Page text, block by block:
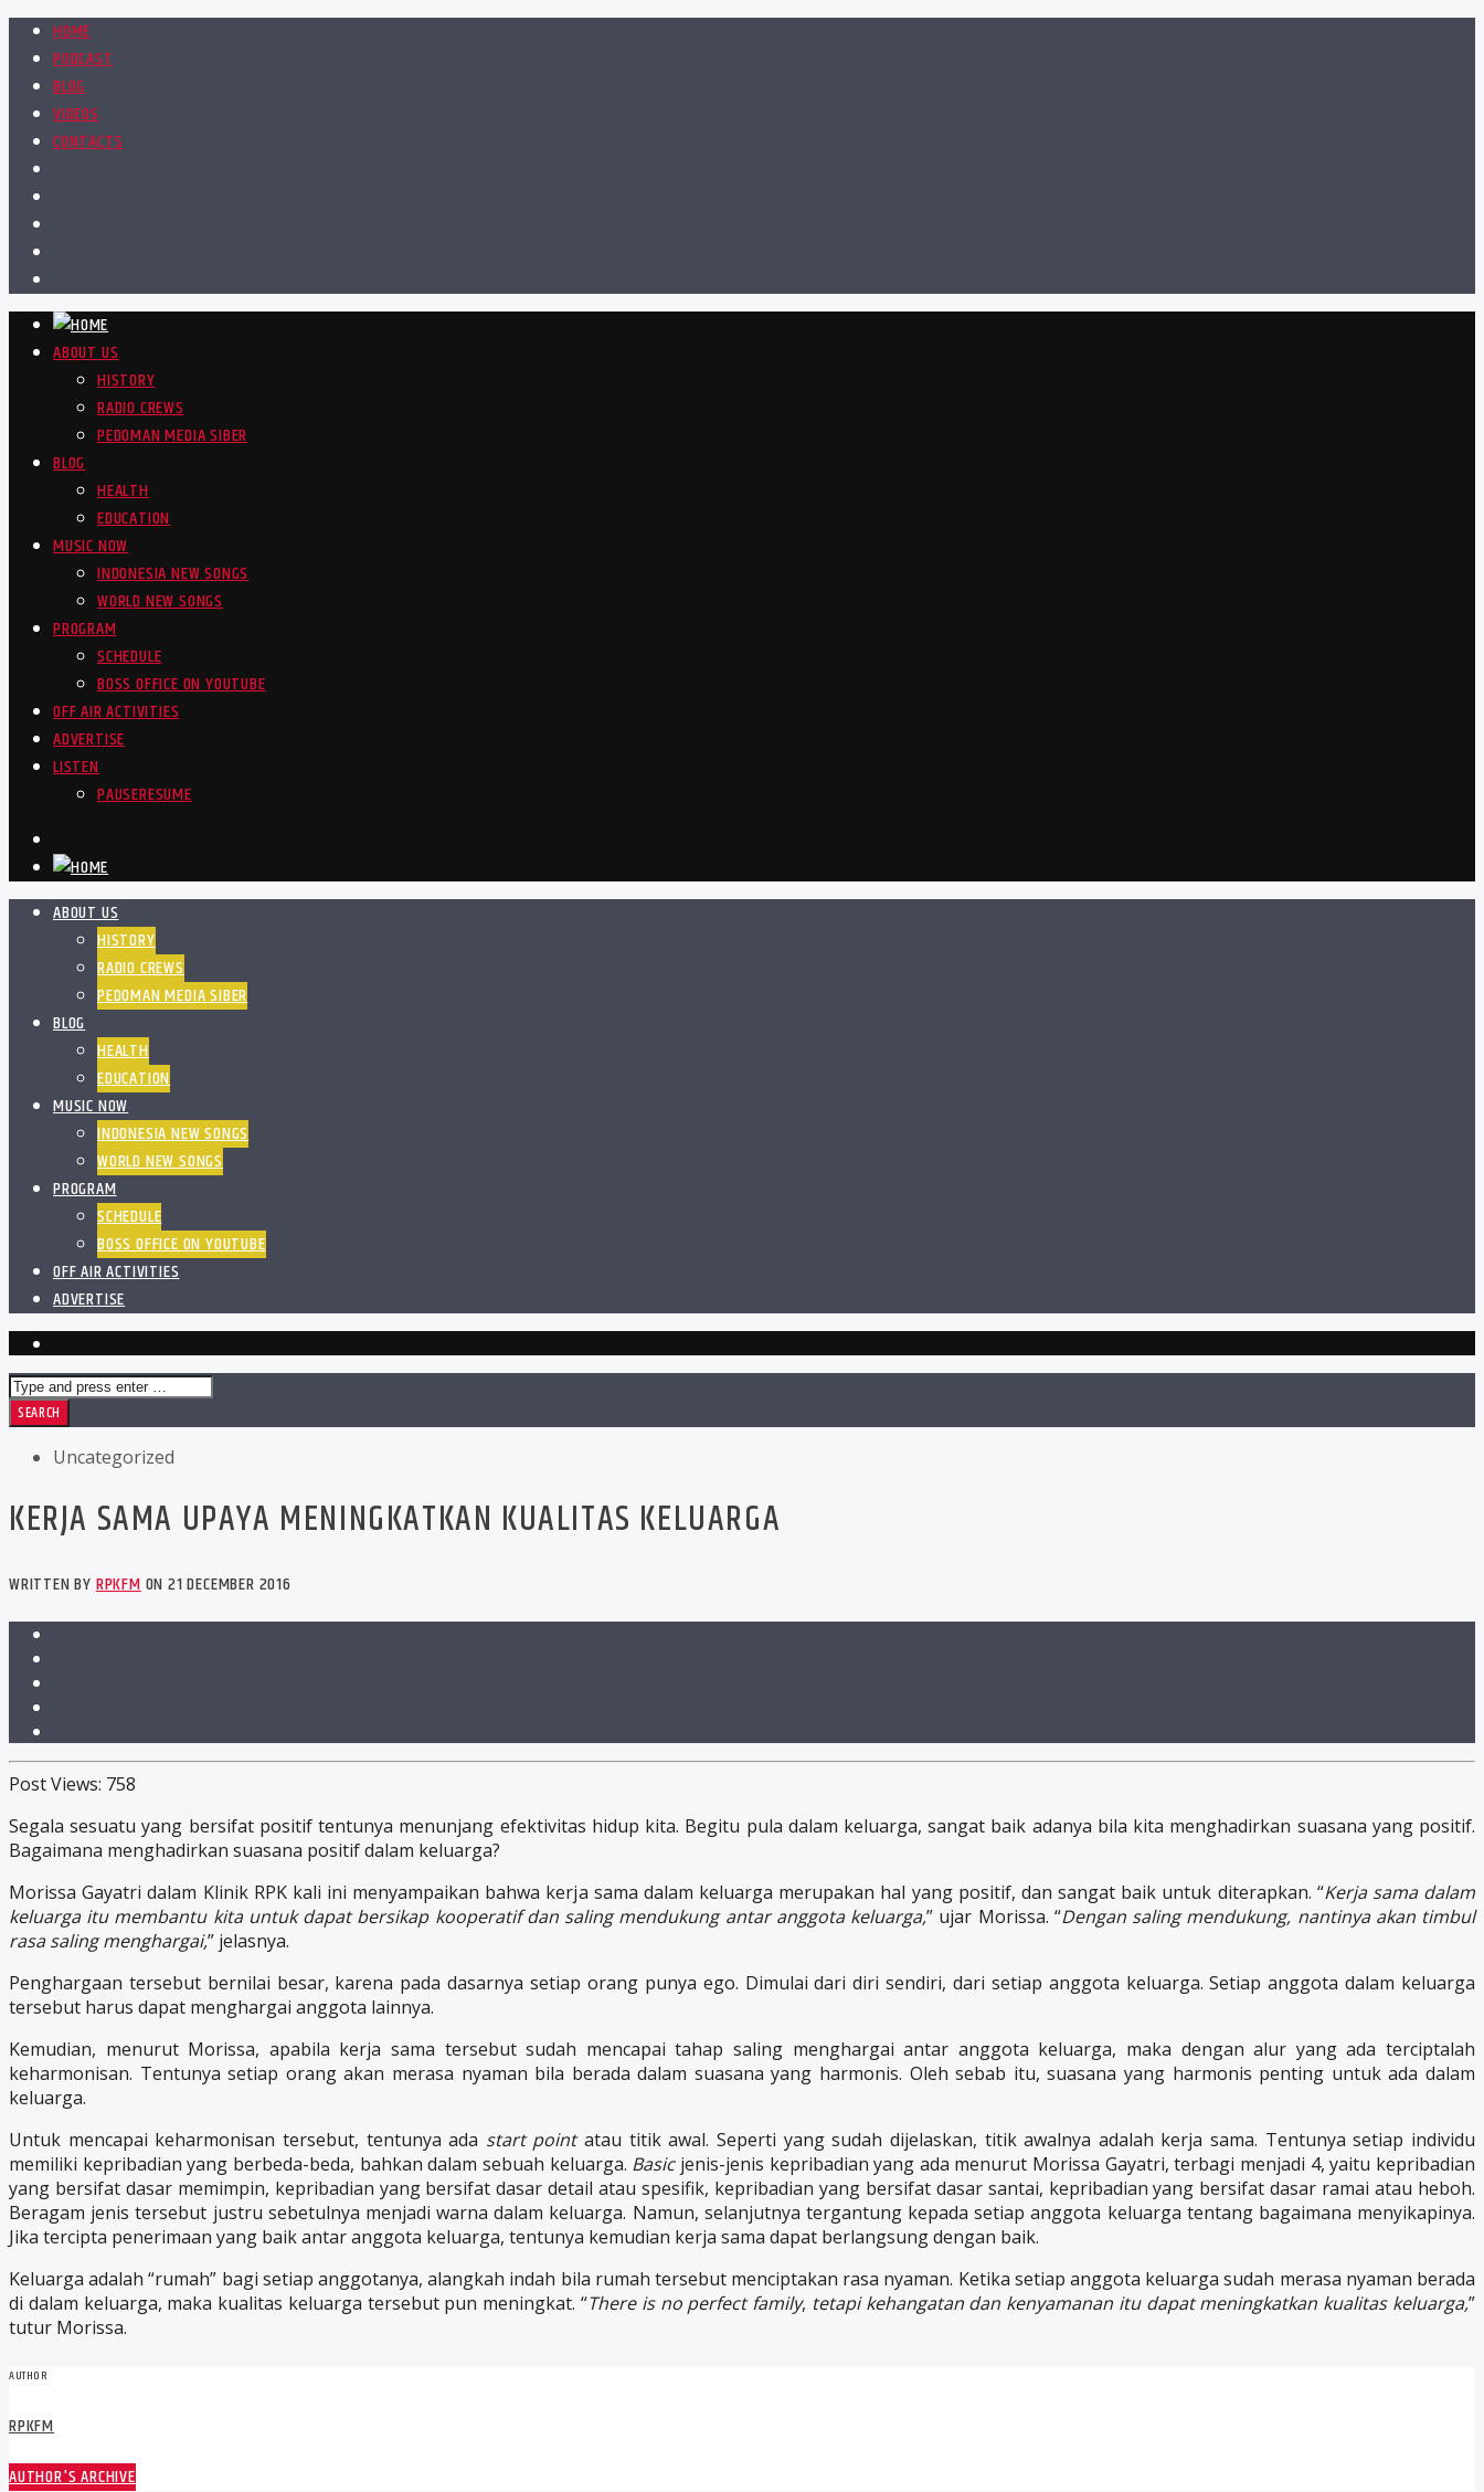
HOME
PODCAST
BLOG
VIDEOS
CONTACTS
ABOUT US
HISTORY
RADIO CREWS
PEDOMAN MEDIA SIBER
BLOG
HEALTH
EDUCATION
MUSIC NOW
INDONESIA NEW SONGS
WORLD NEW SONGS
PROGRAM
SCHEDULE
BOSS OFFICE ON YOUTUBE
OFF AIR ACTIVITIES
ADVERTISE
LISTEN
PAUSERESUME
ABOUT US
HISTORY
RADIO CREWS
PEDOMAN MEDIA SIBER
BLOG
HEALTH
EDUCATION
MUSIC NOW
INDONESIA NEW SONGS
WORLD NEW SONGS
PROGRAM
SCHEDULE
BOSS OFFICE ON YOUTUBE
OFF AIR ACTIVITIES
ADVERTISE
Uncategorized
KERJA SAMA UPAYA MENINGKATKAN KUALITAS KELUARGA
WRITTEN BYRPKFMON 21 DECEMBER 2016
Post Views: 758
Segala sesuatu yang bersifat positif tentunya menunjang efektivitas hidup kita. Begitu pula dalam keluarga, sangat baik adanya bila kita menghadirkan suasana yang positif.
Bagaimana menghadirkan suasana positif dalam keluarga?
Morissa Gayatri dalam Klinik RPK kali ini menyampaikan bahwa kerja sama dalam keluarga merupakan hal yang positif, dan sangat baik untuk diterapkan. “Kerja sama dalam
keluarga itu membantu kita untuk dapat bersikap kooperatif dan saling mendukung antar anggota keluarga,” ujar Morissa. “Dengan saling mendukung, nantinya akan timbul
rasa saling menghargai,” jelasnya.
Penghargaan tersebut bernilai besar, karena pada dasarnya setiap orang punya ego. Dimulai dari diri sendiri, dari setiap anggota keluarga. Setiap anggota dalam keluarga
tersebut harus dapat menghargai anggota lainnya.
Kemudian, menurut Morissa, apabila kerja sama tersebut sudah mencapai tahap saling menghargai antar anggota keluarga, maka dengan alur yang ada terciptalah
keharmonisan. Tentunya setiap orang akan merasa nyaman bila berada dalam suasana yang harmonis. Oleh sebab itu, suasana yang harmonis penting untuk ada dalam
keluarga.
Untuk mencapai keharmonisan tersebut, tentunya ada start pointatau titik awal. Seperti yang sudah dijelaskan, titik awalnya adalah kerja sama. Tentunya setiap individu
memiliki kepribadian yang berbeda-beda, bahkan dalam sebuah keluarga. Basicjenis-jenis kepribadian yang ada menurut Morissa Gayatri, terbagi menjadi 4, yaitu kepribadian
yang bersifat dasar memimpin, kepribadian yang bersifat dasar detail atau spesifik, kepribadian yang bersifat dasar santai, kepribadian yang bersifat dasar ramai atau heboh.
Beragam jenis tersebut justru sebetulnya menjadi warna dalam keluarga. Namun, selanjutnya tergantung kepada setiap anggota keluarga tentang bagaimana menyikapinya.
Jika tercipta penerimaan yang baik antar anggota keluarga, tentunya kemudian kerja sama dapat berlangsung dengan baik.
Keluarga adalah “rumah” bagi setiap anggotanya, alangkah indah bila rumah tersebut menciptakan rasa nyaman. Ketika setiap anggota keluarga sudah merasa nyaman berada
di dalam keluarga, maka kualitas keluarga tersebut pun meningkat. “There is no perfect family, tetapi kehangatan dan kenyamanan itu dapat meningkatkan kualitas keluarga,”
tutur Morissa.
AUTHOR
RPKFM
AUTHOR'S ARCHIVE